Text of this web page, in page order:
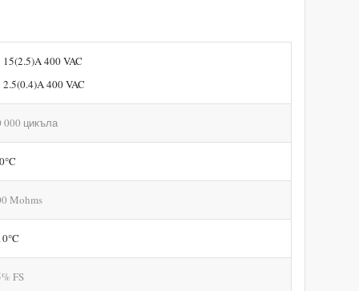
15(2.5)A 400 VAC
2.5(0.4)A 400 VAC
000 цикъла
Mohms
FS